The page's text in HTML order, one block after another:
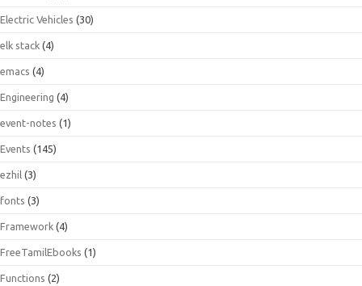
Electric Vehicles (30)
elk stack (4)
emacs (4)
Engineering (4)
event-notes (1)
Events (145)
ezhil (3)
fonts (3)
Framework (4)
FreeTamilEbooks (1)
Functions (2)